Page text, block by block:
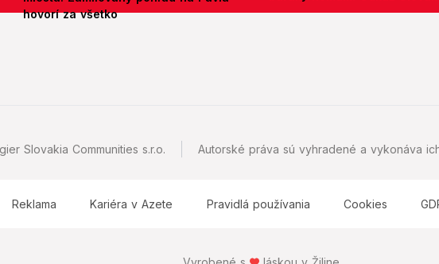
hovorí za všetko
Slovakia Communities s.r.o. Autorské práva sú vyhradené a vykonáva
Reklama Kariéra v Azete Pravidlá používania Cookies